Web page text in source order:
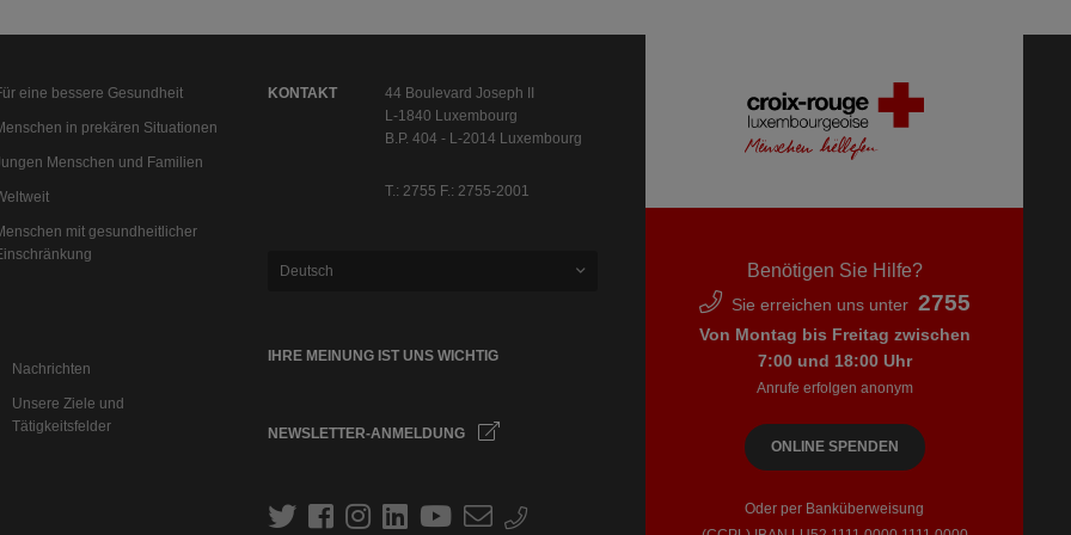
eine bessere Gesundheit
in prekären Situationen
Menschen und Familien
mit gesundheitlicher
Nachrichten
Unsere Ziele und
Tätigkeitsfelder
KONTAKT
44 Boulevard Joseph II
L-1840 Luxembourg
B.P. 404 - L-2014 Luxembourg
T.: 2755 F.: 2755-2001
Deutsch
IHRE MEINUNG IST UNS WICHTIG
NEWSLETTER-ANMELDUNG
Benötigen Sie Hilfe?
Sie erreichen uns unter 2755
Von Montag bis Freitag zwischen
7:00 und 18:00 Uhr
Anrufe erfolgen anonym
ONLINE SPENDEN
Oder per Banküberweisung